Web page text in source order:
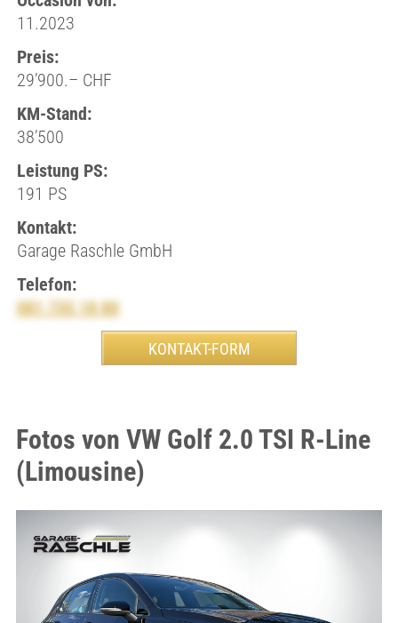
11.2023
Preis:
29’900.– CHF
KM-Stand:
38’500
Leistung PS:
191 PS
Kontakt:
Garage Raschle GmbH
Telefon:
081 735 18 80
Fotos von VW Golf 2.0 TSI R-Line
(Limousine)